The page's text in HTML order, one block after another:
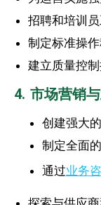
招聘和培训
制定标准操
建立质量控
4. 市场营销
创建强大
制定全面
通过业务